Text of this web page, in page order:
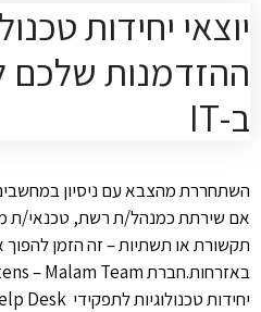
יוצאי יחידות
ההזדמנות שלכם
ב-IT
השתחררת מהצבא עם ניסיון
אם שירתת כמנהל/ת רשת, טכנאי/ת
תקשורת או תשתיות – זה הזמן להפוך